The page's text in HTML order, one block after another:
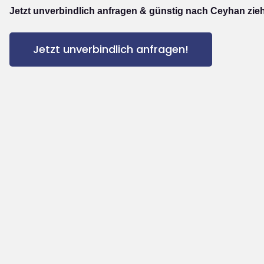
Jetzt unverbindlich anfragen & günstig nach Ceyhan
Jetzt unverbindlich anfragen!